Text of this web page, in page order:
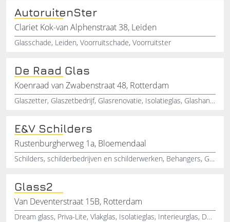
AutoruitenSter
Clariet Kok-van Alphenstraat 38, Leiden
Glasschade, Leiden, Voorruitschade, Voorruitster
De Raad Glas
Koenraad van Zwabenstraat 48, Rotterdam
Glaszetter, Glaszetbedrijf, Glasrenovatie, Isolatieglas, Glashandel, Gelaagdglas, Draadglas, Brandwerendglas, Dubbel glas, Hardglasdeuren
E&V Schilders
Rustenburgherweg 1a, Bloemendaal
Schilders, schilderbedrijven en schilderwerken, Behangers, Glas en Schilders, Glaszetters en Glaszetbedrijven, Glas
Glass2
Van Deventerstraat 15B, Rotterdam
Dream glass, Priva-Lite, Vlakglas, Isolatieglas, Interieurglas, Dubbelglas, Gehardglas, Matglas, Glaswanden, Glasdeuren